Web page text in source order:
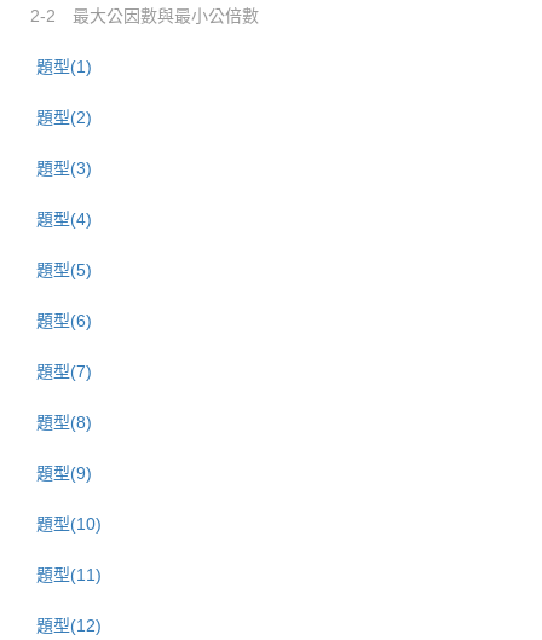
2-2 最大公因數與最小公倍數
題型(1)
題型(2)
題型(3)
題型(4)
題型(5)
題型(6)
題型(7)
題型(8)
題型(9)
題型(10)
題型(11)
題型(12)